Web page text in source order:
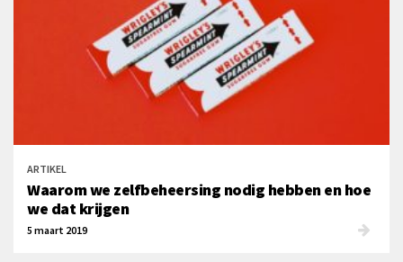
ARTIKEL
Waarom we zelfbeheersing nodig hebben en hoe
we dat krijgen
5 maart 2019